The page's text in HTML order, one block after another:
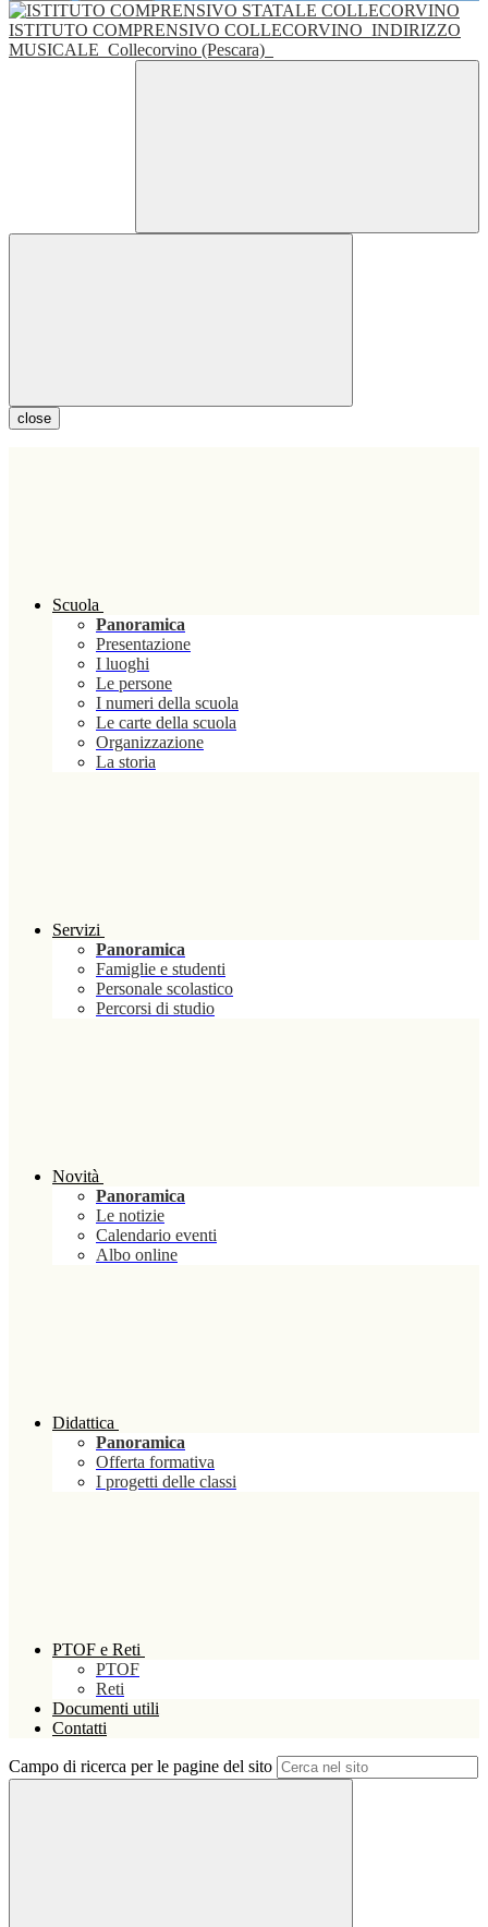
ISTITUTO COMPRENSIVO COLLECORVINO INDIRIZZO
MUSICALE Collecorvino (Pescara)
close
Scuola
Panoramica
Presentazione
I luoghi
Le persone
I numeri della scuola
Le carte della scuola
Organizzazione
La storia
Servizi
Panoramica
Famiglie e studenti
Personale scolastico
Percorsi di studio
Novità
Panoramica
Le notizie
Calendario eventi
Albo online
Didattica
Panoramica
Offerta formativa
I progetti delle classi
PTOF e Reti
PTOF
Reti
Documenti utili
Contatti
Campo di ricerca per le pagine del sito